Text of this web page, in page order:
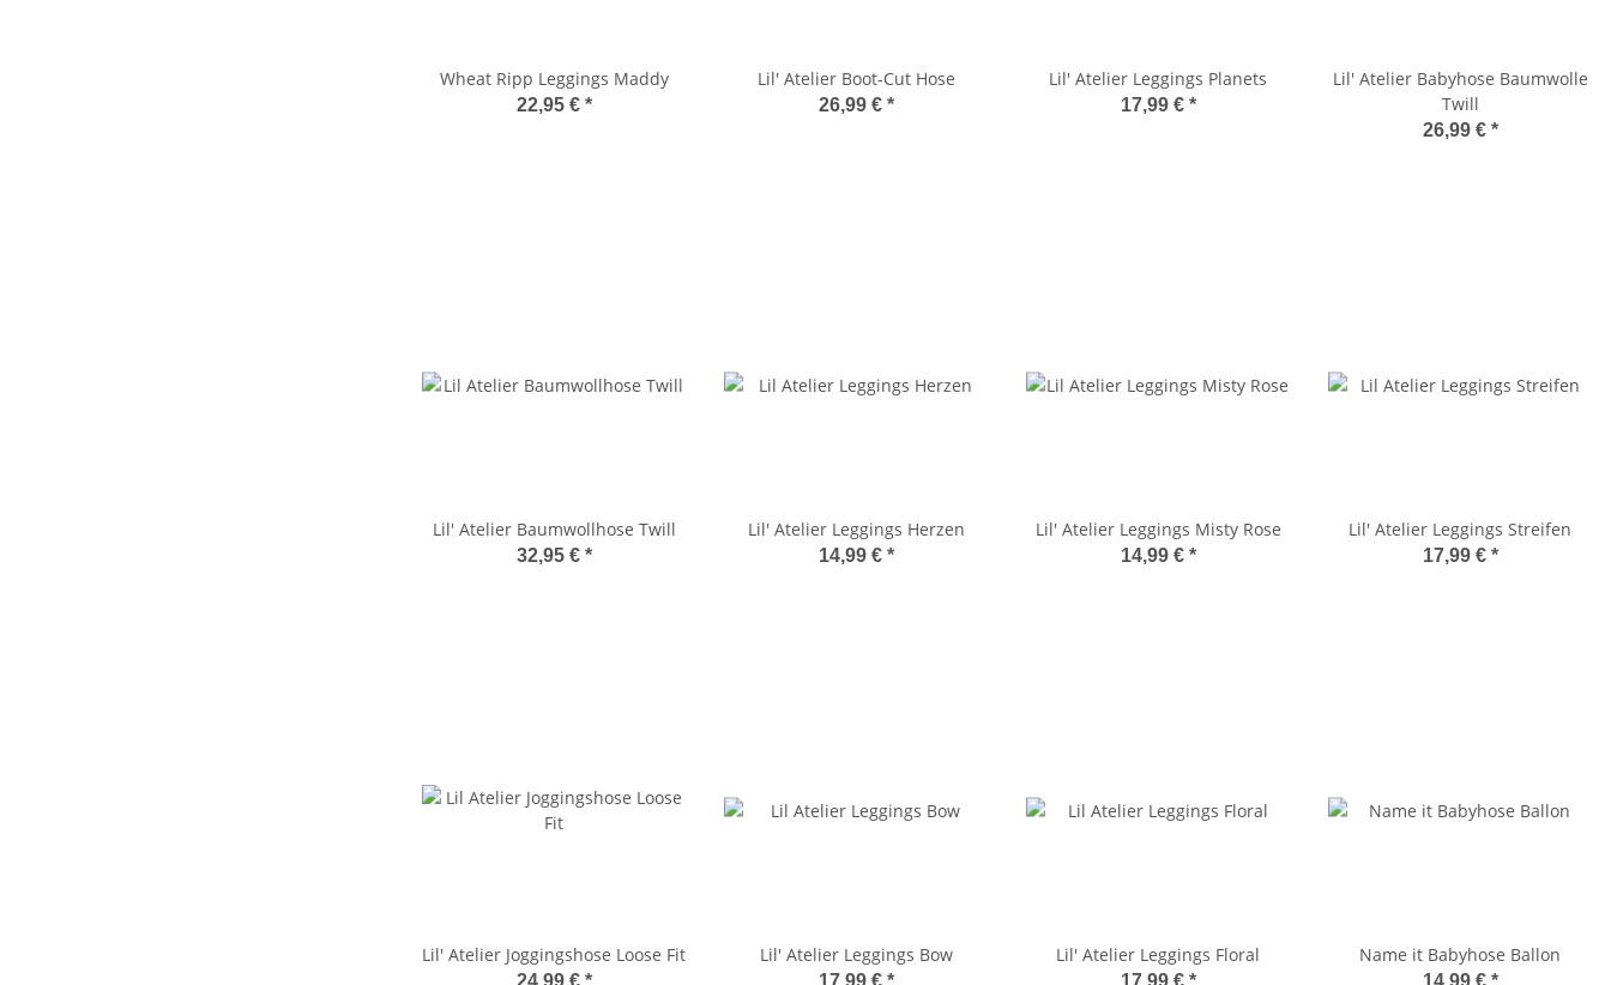
Wheat Ripp Leggings Maddy
22,95 € *
Lil' Atelier Boot-Cut Hose
26,99 € *
Lil' Atelier Leggings Planets
17,99 € *
Lil' Atelier Babyhose Baumwolle
Twill
26,99 € *
Lil' Atelier Baumwollhose Twill
32,95 € *
Lil' Atelier Leggings Herzen
14,99 € *
Lil' Atelier Leggings Misty Rose
14,99 € *
Lil' Atelier Leggings Streifen
17,99 € *
Lil' Atelier Joggingshose Loose Fit Lil' Atelier Leggings Bow Lil' Atelier Leggings Floral Name it Babyhose Ballon